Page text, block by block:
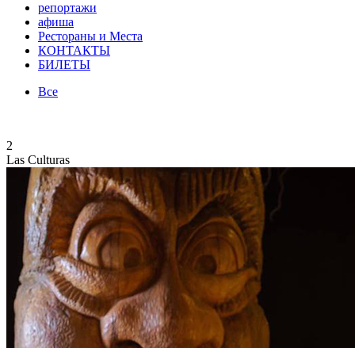
репортажи
афиша
Рестораны и Места
КОНТАКТЫ
БИЛЕТЫ
Все
2
Las Culturas